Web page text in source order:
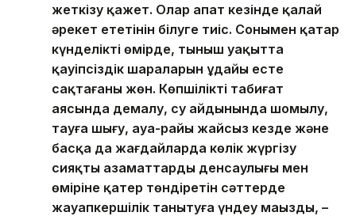
жеткізу қажет. Олар апат кезінде қалай
әрекет ететінін білуге тиіс. Сонымен қатар
күнделікті өмірде, тыныш уақытта
қауіпсіздік шараларын ұдайы есте
сақтағаны жөн. Көпшілікті табиғат
аясында демалу, су айдынында шомылу,
тауға шығу, ауа-райы жайсыз кезде және
басқа да жағдайларда көлік жүргізу
сияқты азаматтардың денсаулығы мен
өміріне қатер төндіретін сәттерде
жауапкершілік танытуға үндеу маңызды, –